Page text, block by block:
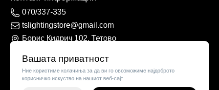
Вашата приватност
Ние користиме колачиња за да ви го овозможиме најдоброто
корисничко искуство на нашиот веб-сајт
070/337-335
tslightingstore@gmail.com
Борис Кидрич 102, Тетово